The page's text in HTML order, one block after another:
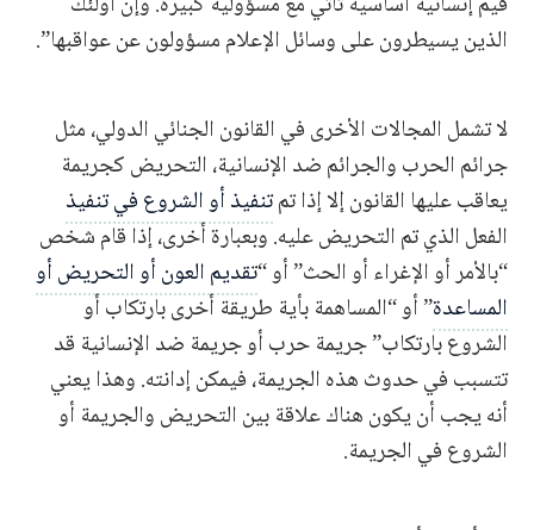
الذين يسيطرون على وسائل الإعلام مسؤولون عن عواقبها”.
لا تشمل المجالات الأخرى في القانون الجنائي الدولي، مثل
جرائم الحرب والجرائم ضد الإنسانية، التحريض كجريمة
يعاقب عليها القانون إلا إذا تمتنفيذ أو الشروع في تنفيذ
الفعل الذي تم التحريض عليه. وبعبارة أخرى، إذا قام شخص
“بالأمر أو الإغراء أو الحث” أو “تقديم العون أو التحريض أو
المساعدة” أو “المساهمة بأية طريقة أخرى بارتكاب أو
الشروع بارتكاب” جريمة حرب أو جريمة ضد الإنسانية قد
تتسبب في حدوث هذه الجريمة، فيمكن إدانته. وهذا يعني
أنه يجب أن يكون هناك علاقة بين التحريض والجريمة أو
الشروع في الجريمة.